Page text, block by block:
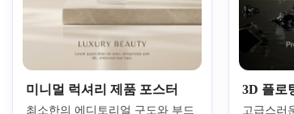
미니멀 럭셔리 제품 포스터
최소한의 에디토리얼 구도와 부드
3D 플로
고급스러